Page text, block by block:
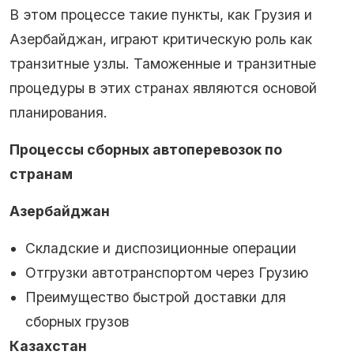
В этом процессе такие пункты, как Грузия и
Азербайджан, играют критическую роль как
транзитные узлы. Таможенные и транзитные
процедуры в этих странах являются основой
планирования.
Процессы сборных автоперевозок по
странам
Азербайджан
Складские и диспозиционные операции
Отгрузки автотранспортом через Грузию
Преимущество быстрой доставки для
сборных грузов
Казахстан